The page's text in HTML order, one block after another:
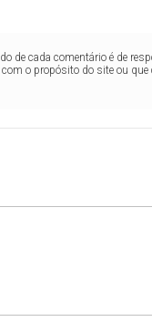
de cada comentário é de
com o propósito do site ou